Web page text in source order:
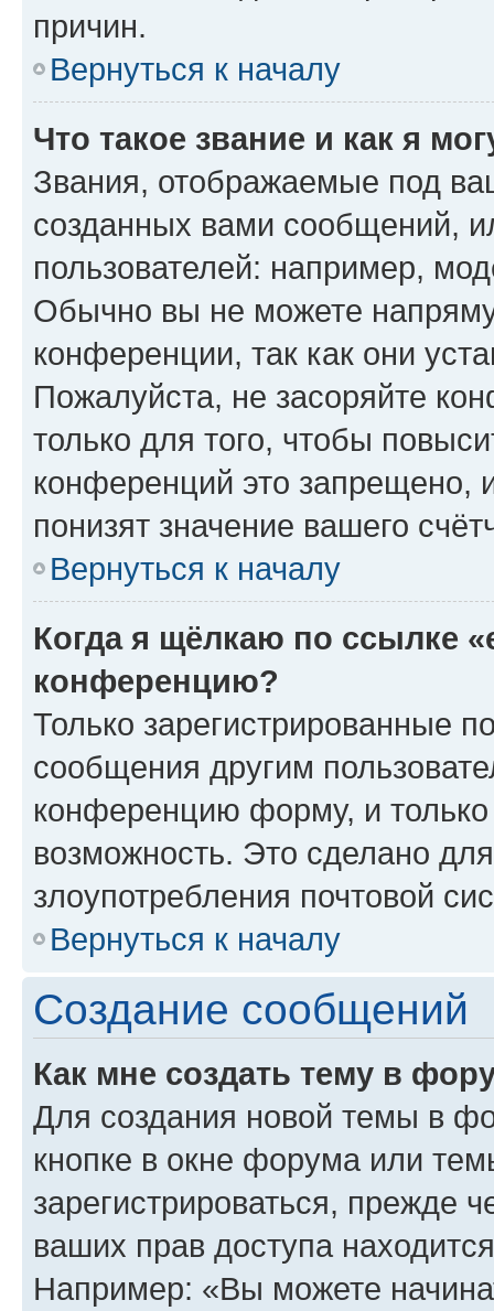
причин.
Вернуться к началу
Что такое звание и как я
Звания, отображаемые под
созданных вами сообщений,
пользователей: например,
Обычно вы не можете
конференции, так как они
Пожалуйста, не засоряйте
только для того, чтобы
конференций это запрещено,
понизят значение вашего
Вернуться к началу
Когда я щёлкаю по ссылке
конференцию?
Только зарегистрированные
сообщения другим
конференцию форму, и
возможность. Это сделано
злоупотребления почтовой
Вернуться к началу
Создание сообщений
Как мне создать тему в
Для создания новой темы в
кнопке в окне форума или
зарегистрироваться, прежде
ваших прав доступа
Например: «Вы можете